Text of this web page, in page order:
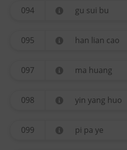
094 gu sui bu
095 han lian cao
097 ma huang
098 yin yang huo
099 pi pa ye